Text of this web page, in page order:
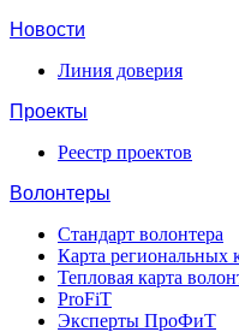
Новости
Линия доверия
Проекты
Реестр проектов
Волонтеры
Стандарт волонтера
Карта региональных
Тепловая карта
ProFiT
Эксперты ПроФиТ